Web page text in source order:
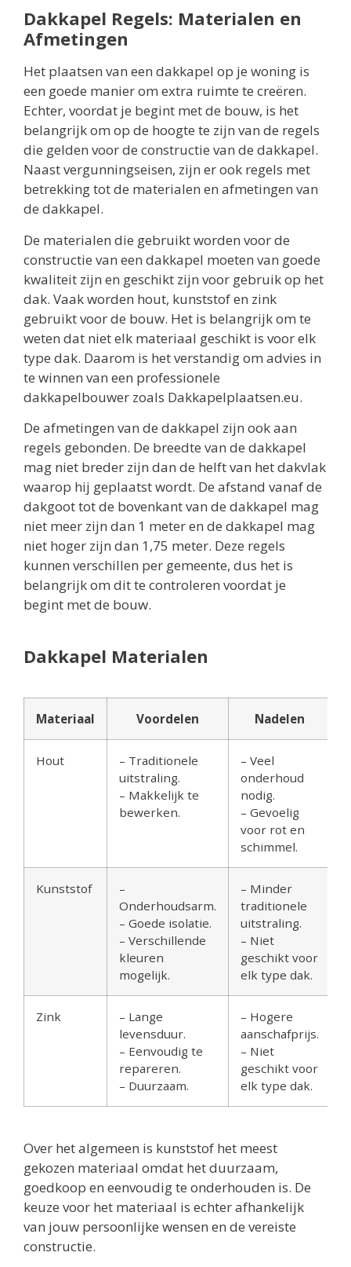
Dakkapel Regels: Materialen en
Afmetingen
Het plaatsen van een dakkapel op je woning is
een goede manier om extra ruimte te creëren.
Echter, voordat je begint met de bouw, is het
belangrijk om op de hoogte te zijn van de regels
die gelden voor de constructie van de dakkapel.
Naast vergunningseisen, zijn er ook regels met
betrekking tot de materialen en afmetingen van
de dakkapel.
De materialen die gebruikt worden voor de
constructie van een dakkapel moeten van goede
kwaliteit zijn en geschikt zijn voor gebruik op het
dak. Vaak worden hout, kunststof en zink
gebruikt voor de bouw. Het is belangrijk om te
weten dat niet elk materiaal geschikt is voor elk
type dak. Daarom is het verstandig om advies in
te winnen van een professionele
dakkapelbouwer zoals Dakkapelplaatsen.eu.
De afmetingen van de dakkapel zijn ook aan
regels gebonden. De breedte van de dakkapel
mag niet breder zijn dan de helft van het dakvlak
waarop hij geplaatst wordt. De afstand vanaf de
dakgoot tot de bovenkant van de dakkapel mag
niet meer zijn dan 1 meter en de dakkapel mag
niet hoger zijn dan 1,75 meter. Deze regels
kunnen verschillen per gemeente, dus het is
belangrijk om dit te controleren voordat je
begint met de bouw.
Dakkapel Materialen
Materiaal Voordelen Nadelen
Hout
– Traditionele
uitstraling.
– Makkelijk te
bewerken.
– Veel
onderhoud
nodig.
– Gevoelig
voor rot en
schimmel.
Kunststof
–
Onderhoudsarm.
– Goede isolatie.
– Verschillende
kleuren
mogelijk.
– Minder
traditionele
uitstraling.
– Niet
geschikt voor
elk type dak.
Zink
– Lange
levensduur.
– Eenvoudig te
repareren.
– Duurzaam.
– Hogere
aanschafprijs.
– Niet
geschikt voor
elk type dak.
Over het algemeen is kunststof het meest
gekozen materiaal omdat het duurzaam,
goedkoop en eenvoudig te onderhouden is. De
keuze voor het materiaal is echter afhankelijk
van jouw persoonlijke wensen en de vereiste
constructie.